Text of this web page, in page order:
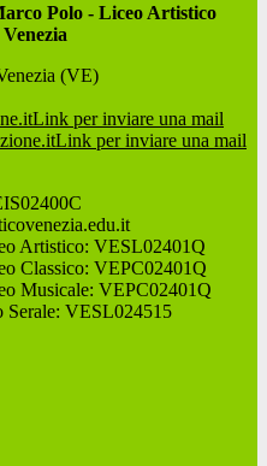
Polo - Liceo Artistico
(VE)
Link per inviare una mail
Link per inviare una mail
Artistico: VESL02401Q
Classico: VEPC02401Q
Musicale: VEPC02401Q
Serale: VESL024515